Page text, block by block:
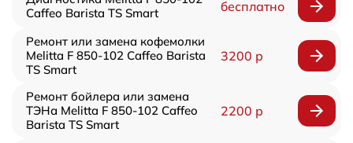
Caffeo Barista TS Smart
бесплатно
Ремонт или замена кофемолки
Melitta F 850-102 Caffeo Barista
TS Smart
3200 р
Ремонт бойлера или замена
ТЭНа Melitta F 850-102 Caffeo
Barista TS Smart
2200 р